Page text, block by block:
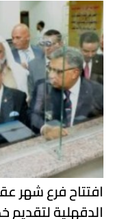
افتتاح فرع شهر
الدقهلية لتقديم